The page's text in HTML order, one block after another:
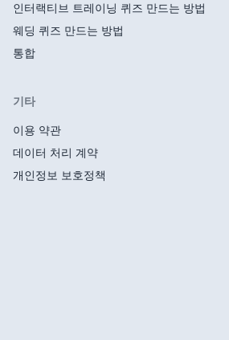
인터랙티브 트레이닝 퀴즈 만드는 방법
웨딩 퀴즈 만드는 방법
통합
기타
이용 약관
데이터 처리 계약
개인정보 보호정책